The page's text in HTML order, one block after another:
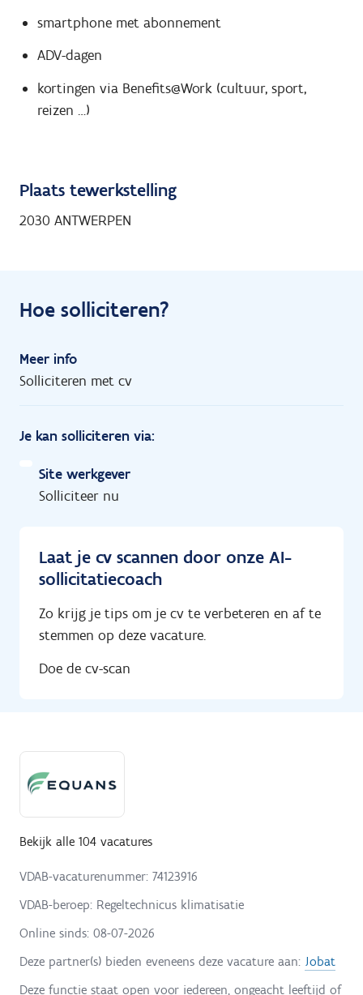
smartphone met abonnement
ADV-dagen
kortingen via Benefits@Work (cultuur, sport,
reizen …)
Plaats tewerkstelling
2030 ANTWERPEN
Hoe solliciteren?
Meer info
Solliciteren met cv
Je kan solliciteren via:
Site werkgever
Solliciteer nu
Laat je cv scannen door onze AI-
sollicitatiecoach
Zo krijg je tips om je cv te verbeteren en af te
stemmen op deze vacature.
Doe de cv-scan
Bekijk alle 104 vacatures
VDAB-vacaturenummer: 74123916
VDAB-beroep: Regeltechnicus klimatisatie
Online sinds: 08-07-2026
Deze partner(s) bieden eveneens deze vacature aan: Jobat
Deze functie staat open voor iedereen, ongeacht leeftijd of